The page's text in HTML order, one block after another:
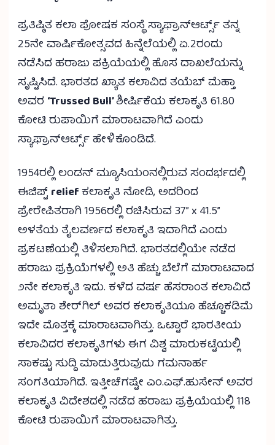
ಪ್ರತಿಷ್ಠಿತ ಕಲಾ ಪೋಷಕ ಸಂಸ್ಥೆ ಸ್ಯಾಫ್ರಾನ್‌ಆರ್ಟ್ಸ್ ತನ್ನ
25ನೇ ವಾರ್ಷಿಕೋತ್ಸವದ ಹಿನ್ನೆಲೆಯಲ್ಲಿ ಏ.2ರಂದು
ನಡೆಸಿದ ಹರಾಜು ಪಕ್ರಿಯೆಯಲ್ಲಿ ಹೊಸ ದಾಖಲೆಯನ್ನು
ಸೃಷ್ಟಿಸಿದೆ. ಭಾರತದ ಖ್ಯಾತ ಕಲಾವಿದ ತಯೆಬ್ ಮೆಹ್ತಾ
ಅವರ ‘Trussed Bull’ಶೀರ್ಷಿಕೆಯ ಕಲಾಕೃತಿ 61.80
ಕೋಟಿ ರುಪಾಯಿಗೆ ಮಾರಾಟವಾಗಿದೆ ಎಂದು
ಸ್ಯಾಫ್ರಾನ್‌ಆರ್ಟ್ಸ್ ಹೇಳಿಕೊಂಡಿದೆ.
1954ರಲ್ಲಿ ಲಂಡನ್ ಮ್ಯೂಸಿಯಂನಲ್ಲಿರುವ ಸಂದರ್ಭದಲ್ಲಿ
ಈಜಿಪ್ಟ್reliefಕಲಾಕೃತಿ ನೋಡಿ, ಅದರಿಂದ
ಪ್ರೇರೇಪಿತರಾಗಿ 1956ರಲ್ಲಿ ರಚಿಸಿರುವ 37” x 41.5”
ಅಳತೆಯ ತೈಲವರ್ಣದ ಕಲಾಕೃತಿ ಇದಾಗಿದೆ ಎಂದು
ಪ್ರಕಟಣೆಯಲ್ಲಿ ತಿಳಿಸಲಾಗಿದೆ. ಭಾರತದಲ್ಲಿಯೇ ನಡೆದ
ಹರಾಜು ಪ್ರಕ್ರಿಯೆಗಳಲ್ಲಿ ಅತಿ ಹೆಚ್ಚು ಬೆಲೆಗೆ ಮಾರಾಟವಾದ
೨ನೇ ಕಲಾಕೃತಿ ಇದು. ಕಳೆದ ವರ್ಷ ಹೆಸರಾಂತ ಕಲಾವಿದೆ
ಅಮೃತಾ ಶೇರ್‌ಗಿಲ್ ಅವರ ಕಲಾಕೃತಿಯೂ ಹೆಚ್ಚೂಕಡಿಮೆ
ಇದೇ ಮೊತ್ತಕ್ಕೆ ಮಾರಾಟವಾಗಿತ್ತು. ಒಟ್ಟಾರೆ ಭಾರತೀಯ
ಕಲಾವಿದರ ಕಲಾಕೃತಿಗಳು ಈಗ ವಿಶ್ವ ಮಾರುಕಟ್ಟೆಯಲ್ಲಿ
ಸಾಕಷ್ಟು ಸುದ್ದಿ ಮಾಡುತ್ತಿರುವುದು ಗಮನಾರ್ಹ
ಸಂಗತಿಯಾಗಿದೆ. ಇತ್ತೀಚೆಗಷ್ಟೇ ಎಂ.ಎಫ್.ಹುಸೇನ್ ಅವರ
ಕಲಾಕೃತಿ ವಿದೇಶದಲ್ಲಿ ನಡೆದ ಹರಾಜು ಪ್ರಕ್ರಿಯೆಯಲ್ಲಿ 118
ಕೋಟಿ ರುಪಾಯಿಗೆ ಮಾರಾಟವಾಗಿತ್ತು.